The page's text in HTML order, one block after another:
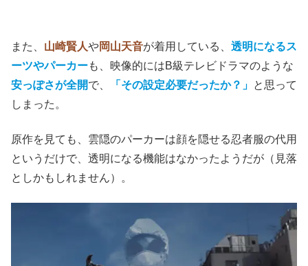
また、 山崎賢人や岡山天音が着用している、 透明になるス
ーツやパーカーも、映像的にはB級テレビドラマのような
安っぽさが全開で、 「その設定必要だったか？」 と思って
しまった。
原作を見ても、雲隠のパーカーは顔を隠せる忍者服の代用
というだけで、透明になる機能はなかったようだが（見落
としかもしれません）。